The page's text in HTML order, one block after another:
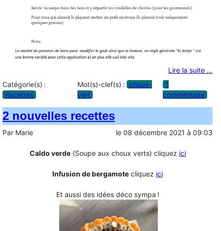
Lire la suite …
Catégorie(s) :
Recettes
Mot(s)-clef(s) : choux-
vert
1
commentaire
2 nouvelles recettes
Par Marie le 08 décembre 2021 à 09:03
Caldo verde(Soupe aux choux verts) cliquez ici
Infusion de bergamote cliquez ici
Et aussi des idées déco sympa !